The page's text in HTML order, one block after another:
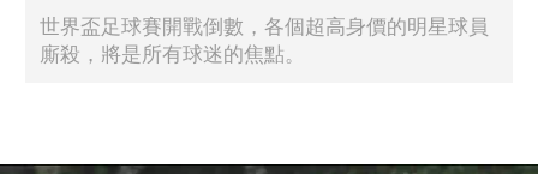
世界盃足球賽開戰倒數，各個超高身價的明星球員
廝殺，將是所有球迷的焦點。